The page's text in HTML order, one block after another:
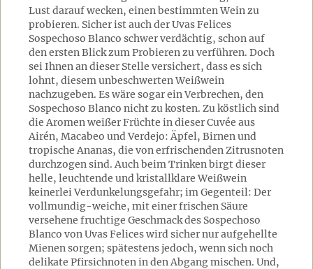
Lust darauf wecken, einen bestimmten Wein zu
probieren. Sicher ist auch der Uvas Felices
Sospechoso Blanco schwer verdächtig, schon auf
den ersten Blick zum Probieren zu verführen. Doch
sei Ihnen an dieser Stelle versichert, dass es sich
lohnt, diesem unbeschwerten Weißwein
nachzugeben. Es wäre sogar ein Verbrechen, den
Sospechoso Blanco nicht zu kosten. Zu köstlich sind
die Aromen weißer Früchte in dieser Cuvée aus
Airén, Macabeo und Verdejo: Äpfel, Birnen und
tropische Ananas, die von erfrischenden Zitrusnoten
durchzogen sind. Auch beim Trinken birgt dieser
helle, leuchtende und kristallklare Weißwein
keinerlei Verdunkelungsgefahr; im Gegenteil: Der
vollmundig-weiche, mit einer frischen Säure
versehene fruchtige Geschmack des Sospechoso
Blanco von Uvas Felices wird sicher nur aufgehellte
Mienen sorgen; spätestens jedoch, wenn sich noch
delikate Pfirsichnoten in den Abgang mischen. Und,